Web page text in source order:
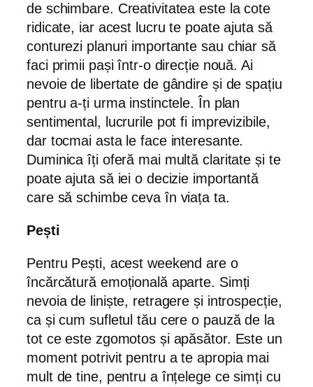
de schimbare. Creativitatea este la cote
ridicate, iar acest lucru te poate ajuta să
conturezi planuri importante sau chiar să
faci primii pași într-o direcție nouă. Ai
nevoie de libertate de gândire și de spațiu
pentru a-ți urma instinctele. În plan
sentimental, lucrurile pot fi imprevizibile,
dar tocmai asta le face interesante.
Duminica îți oferă mai multă claritate și te
poate ajuta să iei o decizie importantă
care să schimbe ceva în viața ta.
Pești
Pentru Pești, acest weekend are o
încărcătură emoțională aparte. Simți
nevoia de liniște, retragere și introspecție,
ca și cum sufletul tău cere o pauză de la
tot ce este zgomotos și apăsător. Este un
moment potrivit pentru a te apropia mai
mult de tine, pentru a înțelege ce simți cu